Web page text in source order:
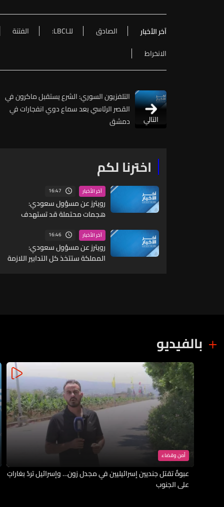
آخر الأخبار الصادق للـLBCI: الفتنة
الانخراط
التالي
التلفزيون السوري: الشرع يستقبل ماكرون في
القصر الرئاسي بعد سماع دوي انفجارات في
دمشق
اخترنا لكم
آخر الأخبار 16:47
رويترز عن مسؤول سعودي:
هجمات محتملة قد تستهدف
يشمل البنية التحتية للطاقة
والموانئ والمطارات
آخر الأخبار 16:46
رويترز عن مسؤول سعودي:
المملكة ستتخذ كل التدابير اللازمة
بالفيديو
أمن وقضاء
عبوةٌ تقتل جنديين إسرائيليين في مجدل زون… وإسرائيل تردّ بغاراتٍ
على الجنوب